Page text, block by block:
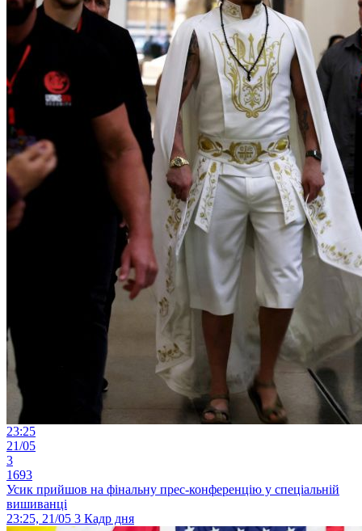
23:25
21/05
3
1693
Усик прийшов на фінальну прес-конференцію у спеціальній
вишиванці
23:25, 21/05 3 Кадр дня